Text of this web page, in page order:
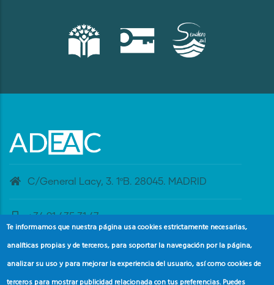
C/General Lacy, 3. 1ºB. 28045. MADRID
+34 91 435 31 47
banderaazul@adeac.es
Te informamos que nuestra página usa cookies estrictamente necesarias,
analíticas propias y de terceros, para soportar la navegación por la página,
analizar su uso y para mejorar la experiencia del usuario, así como cookies de
terceros para mostrar publicidad relacionada con tus preferencias. Puedes